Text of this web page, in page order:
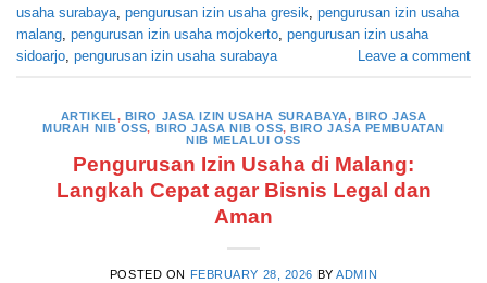
usaha surabaya pengurusan izin usaha gresik pengurusan izin usaha
malang pengurusan izin usaha mojokerto pengurusan izin usaha
sidoarjo pengurusan izin usaha surabaya Leave a comment
ARTIKEL, BIRO JASA IZIN USAHA SURABAYA,BIRO JASA
MURAH NIB OSS, BIRO JASA NIB OSS,BIRO JASA PEMBUATAN
NIB MELALUI OSS
Pengurusan Izin Usaha di Malang:
Langkah Cepat agar Bisnis Legal dan
Aman
POSTED ON FEBRUARY 28, 2026 BYADMIN